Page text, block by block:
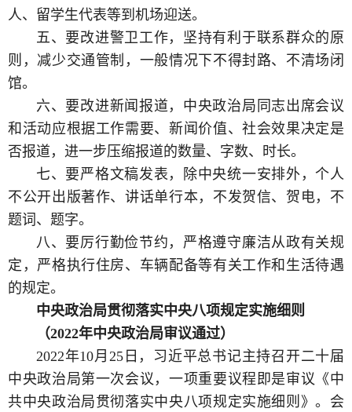
人、留学生代表等到机场迎送。
五、要改进警卫工作，坚持有利于联系群众的原
则，减少交通管制，一般情况下不得封路、不清场闭
馆。
六、要改进新闻报道，中央政治局同志出席会议
和活动应根据工作需要、新闻价值、社会效果决定是
否报道，进一步压缩报道的数量、字数、时长。
七、要严格文稿发表，除中央统一安排外，个人
不公开出版著作、讲话单行本，不发贺信、贺电，不
题词、题字。
八、要厉行勤俭节约，严格遵守廉洁从政有关规
定，严格执行住房、车辆配备等有关工作和生活待遇
的规定。
中央政治局贯彻落实中央八项规定实施细则
（2022年中央政治局审议通过）
2022年10月25日，习近平总书记主持召开二十届
中央政治局第一次会议，一项重要议程即是审议《中
共中央政治局贯彻落实中央八项规定实施细则》。会